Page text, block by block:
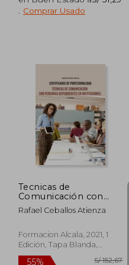
40%
dcto.
Comprar Usado
Tecnicas de
Comunicación con
Personas
Dependientes en
Rafael Ceballos Atienza
Formacion Alcala, 2021, 1
Edición, Tapa Blanda,
Nuevo